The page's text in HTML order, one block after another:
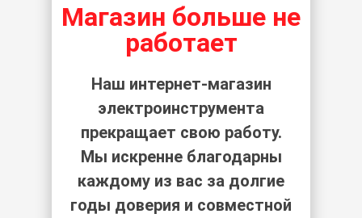
Магазин больше не
работает
Наш интернет-магазин
электроинструмента
прекращает свою работу.
Мы искренне благодарны
каждому из вас за долгие
годы доверия и совместной